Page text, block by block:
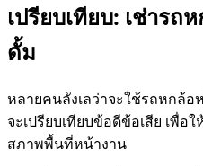
เปรียบเทียบ: เช่าร
ดั้ม
หลายคนลังเลว่าจะใช้รถหกล้อ
จะเปรียบเทียบข้อดีข้อเสีย เพื่อ
สภาพพื้นที่หน้างาน